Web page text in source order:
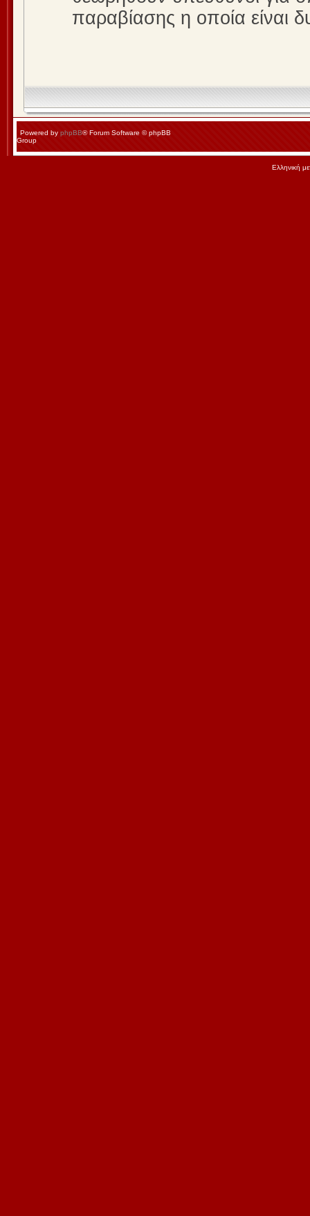
παραβίασης η οποία είναι
Powered by phpBB® Forum Software © phpBB
Group
Ελληνική